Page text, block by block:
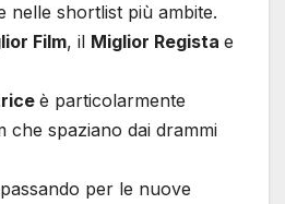
nelle shortlist più ambite.
Film, il Miglior Regista e
è particolarmente
che spaziano dai drammi
per le nuove